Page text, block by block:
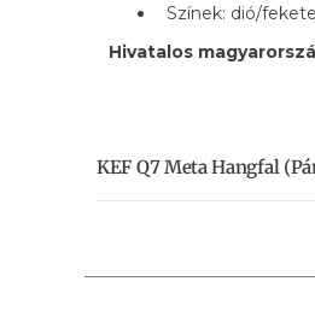
Színek: dió/
Hivatalos
KEF Q7 Meta Hangfal